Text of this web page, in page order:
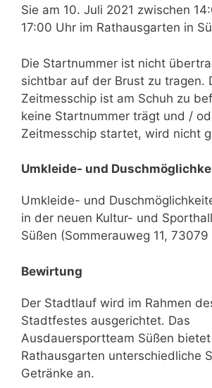
Sie am 10. Juli 2021 zwischen
17:00 Uhr im Rathausgarten in
Die Startnummer ist nicht
sichtbar auf der Brust zu tragen.
Zeitmesschip ist am Schuh zu
keine Startnummer trägt und /
Zeitmesschip startet, wird nicht
Umkleide- und
Umkleide- und
in der neuen Kultur- und
Süßen (Sommerauweg 11, 73079
Bewirtung
Der Stadtlauf wird im Rahmen
Stadtfestes ausgerichtet. Das
Ausdauersportteam Süßen
Rathausgarten unterschiedliche
Getränke an.